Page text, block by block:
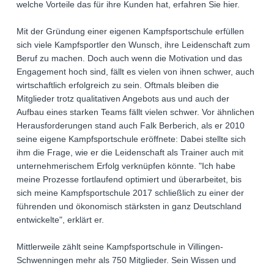
welche Vorteile das für ihre Kunden hat, erfahren Sie hier.
Mit der Gründung einer eigenen Kampfsportschule erfüllen
sich viele Kampfsportler den Wunsch, ihre Leidenschaft zum
Beruf zu machen. Doch auch wenn die Motivation und das
Engagement hoch sind, fällt es vielen von ihnen schwer, auch
wirtschaftlich erfolgreich zu sein. Oftmals bleiben die
Mitglieder trotz qualitativen Angebots aus und auch der
Aufbau eines starken Teams fällt vielen schwer. Vor ähnlichen
Herausforderungen stand auch Falk Berberich, als er 2010
seine eigene Kampfsportschule eröffnete: Dabei stellte sich
ihm die Frage, wie er die Leidenschaft als Trainer auch mit
unternehmerischem Erfolg verknüpfen könnte. "Ich habe
meine Prozesse fortlaufend optimiert und überarbeitet, bis
sich meine Kampfsportschule 2017 schließlich zu einer der
führenden und ökonomisch stärksten in ganz Deutschland
entwickelte", erklärt er.
Mittlerweile zählt seine Kampfsportschule in Villingen-
Schwenningen mehr als 750 Mitglieder. Sein Wissen und